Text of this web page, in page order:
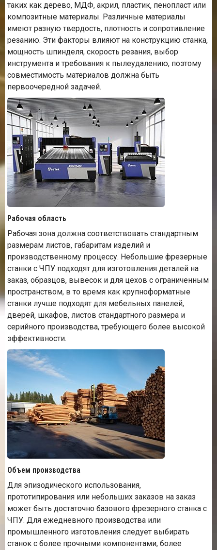
таких как дерево, МДФ, акрил, пластик, пенопласт или
композитные материалы. Различные материалы
имеют разную твердость, плотность и сопротивление
резанию. Эти факторы влияют на конструкцию станка,
мощность шпинделя, скорость резания, выбор
инструмента и требования к пылеудалению, поэтому
совместимость материалов должна быть
первоочередной задачей.
Рабочая область
Рабочая зона должна соответствовать стандартным
размерам листов, габаритам изделий и
производственному процессу. Небольшие фрезерные
станки с ЧПУ подходят для изготовления деталей на
заказ, образцов, вывесок и для цехов с ограниченным
пространством, в то время как крупноформатные
станки лучше подходят для мебельных панелей,
дверей, шкафов, листов стандартного размера и
серийного производства, требующего более высокой
эффективности.
Объем производства
Для эпизодического использования,
прототипирования или небольших заказов на заказ
может быть достаточно базового фрезерного станка с
ЧПУ. Для ежедневного производства или
промышленного изготовления следует выбирать
станок с более прочными компонентами, более